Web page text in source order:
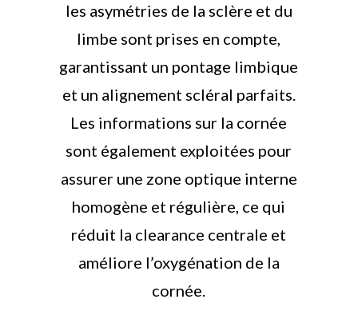
les asymétries de la sclère et du
limbe sont prises en compte,
garantissant un pontage limbique
et un alignement scléral parfaits.
Les informations sur la cornée
sont également exploitées pour
assurer une zone optique interne
homogène et régulière, ce qui
réduit la clearance centrale et
améliore l’oxygénation de la
cornée.